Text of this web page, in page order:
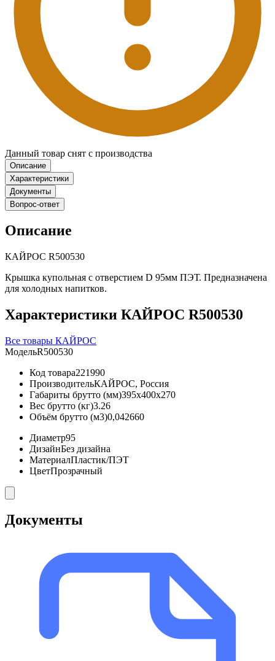
Данный товар снят с производства
Описание
Характеристики
Документы
Вопрос-ответ
Описание
КАЙРОС R500530
Крышка купольная с отверстием D 95мм ПЭТ. Предназначена
для холодных напитков.
Характеристики КАЙРОС R500530
Все товары КАЙРОС
МодельR500530
Код товара221990
ПроизводительКАЙРОС, Россия
Габариты брутто (мм)395x400x270
Вес брутто (кг)3.26
Объём брутто (м3)0,042660
Диаметр95
ДизайнБез дизайна
МатериалПластик/ПЭТ
ЦветПрозрачный
Документы